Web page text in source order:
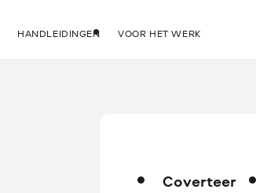
HANDLEIDINGEN VOOR HET WERK
Coverteer